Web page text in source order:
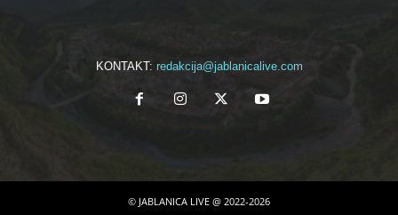
KONTAKT: redakcija@jablanicalive.com
© JABLANICA LIVE @ 2022-2026